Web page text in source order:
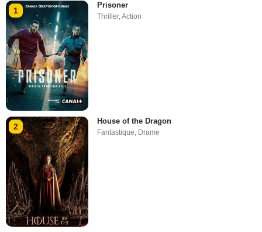
1
Prisoner
Thriller,Action
2
House of the Dragon
Fantastique, Drame